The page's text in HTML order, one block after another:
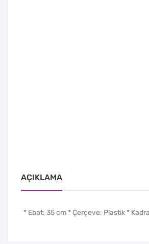
AÇIKLAMA
* Ebat: 35 cm * Çerçeve: Plastik *